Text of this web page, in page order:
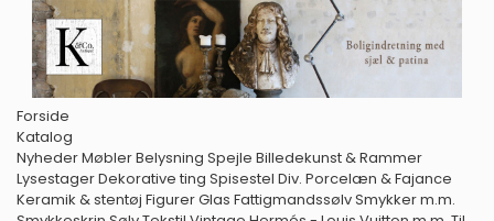
Forside
Katalog
NyhederMøblerBelysning Spejle Billedekunst & Rammer
LysestagerDekorative ting Spisestel Div. Porcelæn & Fajance
Keramik & stentøj FigurerGlas FattigmandssølvSmykker m.m.